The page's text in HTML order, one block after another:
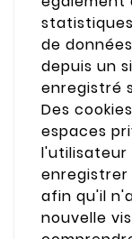
de
depuis un
enregistré
Des
espaces
l'utilisateur
enregistrer
afin qu'il
nouvelle